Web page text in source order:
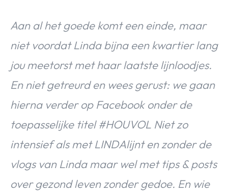
Aan al het goede komt een einde, maar
niet voordat Linda bijna een kwartier lang
jou meetorst met haar laatste lijnloodjes.
En niet getreurd en wees gerust: we gaan
hierna verder op Facebook onder de
toepasselijke titel #HOUVOL Niet zo
intensief als met LINDAlijnt en zonder de
vlogs van Linda maar wel met tips & posts
over gezond leven zonder gedoe. En wie